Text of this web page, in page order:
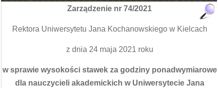
Zarządzenie nr 74/2021
Rektora Uniwersytetu Jana Kochanowskiego w Kielcach
z dnia 24 maja 2021 roku
w sprawie wysokości stawek za godziny ponadwymiarowe
dla nauczycieli akademickich w Uniwersytecie Jana